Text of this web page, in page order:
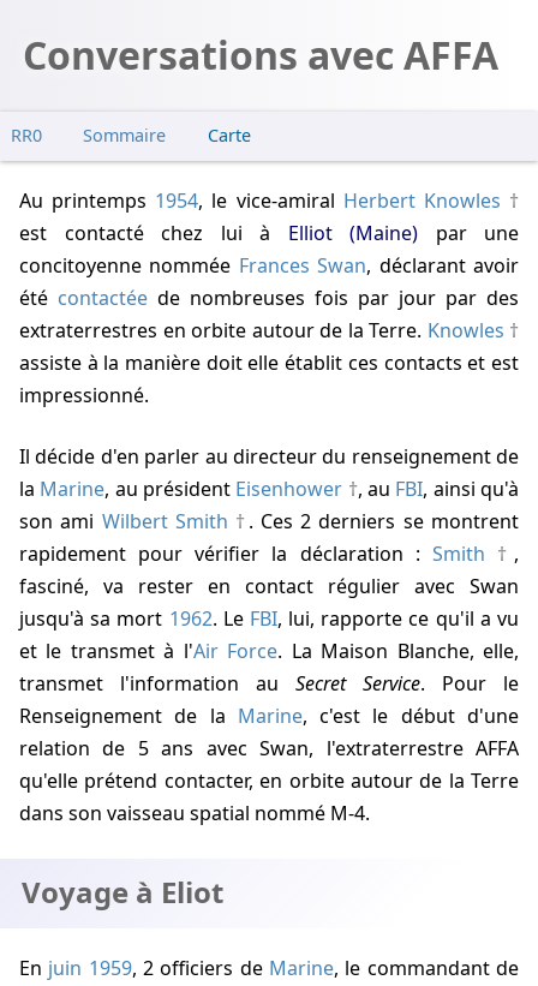
Conversations avec AFFA
RR0 Sommaire
Voyage à Eliot
Ovni sur commande
Carte
Au printemps 1954, le vice-amiral Herbert Knowles
est contacté chez lui à Elliot (Maine) par une
concitoyenne nommée Frances Swan, déclarant avoir
été contactée de nombreuses fois par jour par des
extraterrestres en orbite autour de la Terre. Knowles
assiste à la manière doit elle établit ces contacts et est
impressionné.
Il décide d'en parler au directeur du renseignement de
la Marine, au président Eisenhower , au FBI, ainsi qu'à
son ami Wilbert Smith
. Ces 2 derniers se montrent
rapidement pour vérifier la déclaration : Smith
,
fasciné, va rester en contact régulier avec Swan
jusqu'à sa mort 1962. Le FBI, lui, rapporte ce qu'il a vu
et le transmet à l'Air Force. La Maison Blanche, elle,
transmet l'information au Secret Service. Pour le
Renseignement de la Marine, c'est le début d'une
relation de 5 ans avec Swan, l'extraterrestre AFFA
qu'elle prétend contacter, en orbite autour de la Terre
dans son vaisseau spatial nommé M-4.
Voyage à Eliot
En juin 1959, 2 officiers de Marine, le commandant de